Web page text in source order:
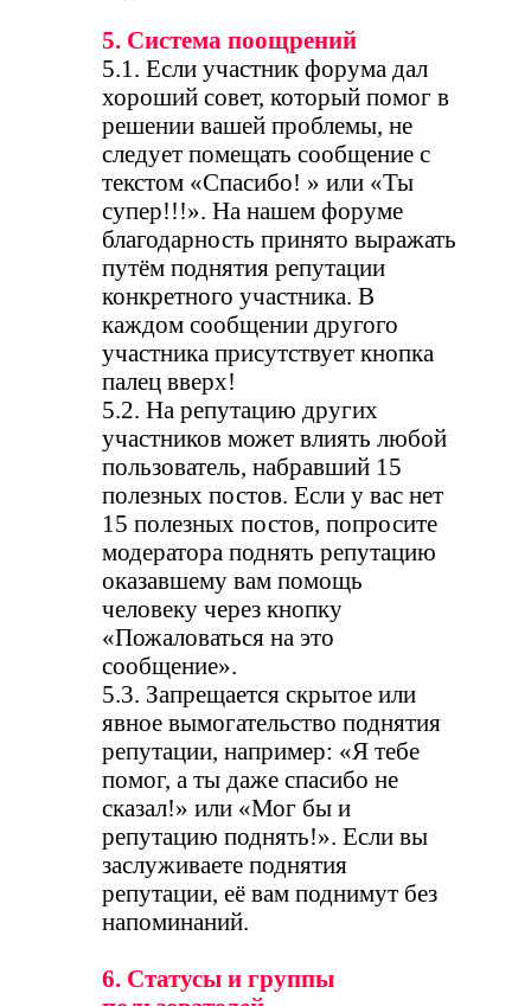
5. Система поощрений
5.1. Если участник форума дал
хороший совет, который помог в
решении вашей проблемы, не
следует помещать сообщение с
текстом «Спасибо! » или «Ты
супер!!!». На нашем форуме
благодарность принято выражать
путём поднятия репутации
конкретного участника. В
каждом сообщении другого
участника присутствует кнопка
палец вверх!
5.2. На репутацию других
участников может влиять любой
пользователь, набравший 15
полезных постов. Если у вас нет
15 полезных постов, попросите
модератора поднять репутацию
оказавшему вам помощь
человеку через кнопку
«Пожаловаться на это
сообщение».
5.3. Запрещается скрытое или
явное вымогательство поднятия
репутации, например: «Я тебе
помог, а ты даже спасибо не
сказал!» или «Мог бы и
репутацию поднять!». Если вы
заслуживаете поднятия
репутации, её вам поднимут без
напоминаний.
6. Статусы и группы